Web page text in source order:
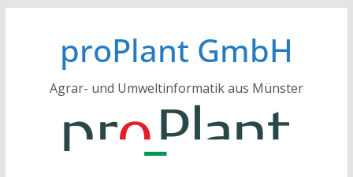
proPlant GmbH
Agrar- und Umweltinformatik aus Münster